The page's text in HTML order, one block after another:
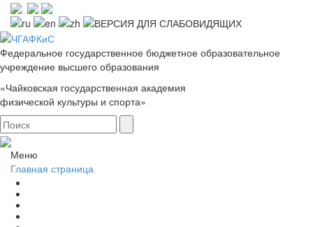
Федеральное государственное бюджетное образовательное
учреждение высшего образования
«Чайковская государственная академия
физической культуры и спорта»
Меню
Главная страница